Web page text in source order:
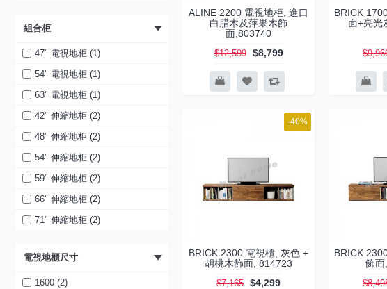
組合柜
47" 電視地柜 (1)
54" 電視地柜 (1)
63" 電視地柜 (1)
42" 伸縮地柜 (2)
48" 伸縮地柜 (2)
54" 伸縮地柜 (2)
59" 伸縮地柜 (2)
66" 伸縮地柜 (2)
71" 伸縮地柜 (2)
電視地櫃尺寸
1600 (2)
ALINE 2200 電視地柜, 進口
白腊木及萍果木飾
面,803740
$12,599 $8,799
BRICK
面+亮光
-40%
BRICK 2300 電視櫃, 灰色 +
胡桃木飾面, 814723
$7,165 $4,299
BRICK
飾